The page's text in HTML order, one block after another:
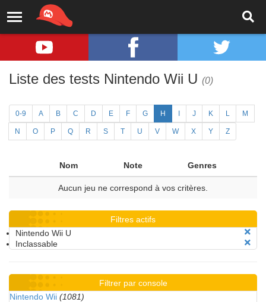
Liste des tests Nintendo Wii U (0)
0-9 A B C D E F G H J K L M
N O P Q R S T U V W X Y Z
Nom Note Genres
Aucun jeu ne correspond à vos critères.
Filtres actifs
Nintendo Wii U
Inclassable
Filtrer par console
Nintendo Wii (1081)